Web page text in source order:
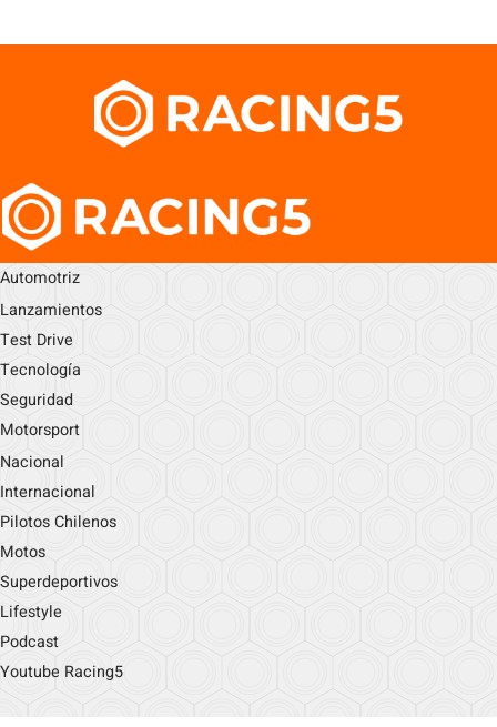
Automotriz
Lanzamientos
Test Drive
Tecnología
Seguridad
Motorsport
Nacional
Internacional
Pilotos Chilenos
Motos
Superdeportivos
Lifestyle
Podcast
Youtube Racing5